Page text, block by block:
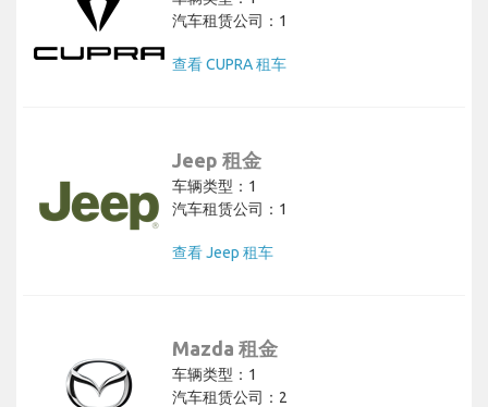
汽车租赁公司：1
查看 CUPRA 租车
Jeep 租金
车辆类型：1
汽车租赁公司：1
查看 Jeep 租车
Mazda 租金
车辆类型：1
汽车租赁公司：2